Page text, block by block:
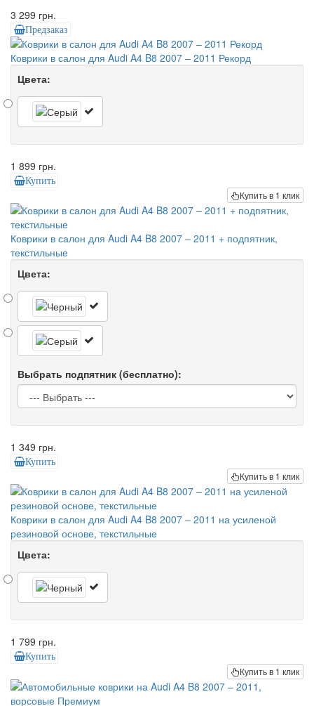
3 299 грн.
Предзаказ
Коврики в салон для Audi A4 B8 2007 – 2011 Рекорд
Цвета:
1 899 грн.
Купить
Купить в 1 клик
Коврики в салон для Audi A4 B8 2007 – 2011 + подпятник,
текстильные
Цвета:
Выбрать подпятник (бесплатно):
1 349 грн.
Купить
Купить в 1 клик
Коврики в салон для Audi A4 B8 2007 – 2011 на усиленой
резиновой основе, текстильные
Цвета:
1 799 грн.
Купить
Купить в 1 клик